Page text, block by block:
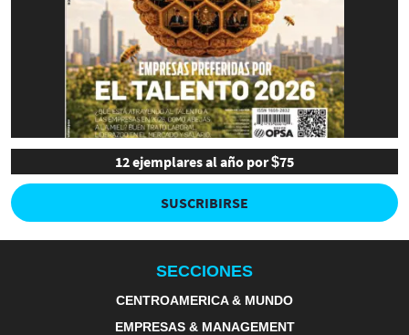
12 ejemplares al año por $75
SUSCRIBIRSE
SECCIONES
CENTROAMERICA & MUNDO
EMPRESAS & MANAGEMENT